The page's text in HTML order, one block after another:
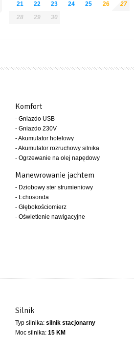
21
22 23 24 25 26
27
28
29 30
Komfort
- Gniazdo USB
- Gniazdo 230V
- Akumulator hotelowy
- Akumulator rozruchowy silnika
- Ogrzewanie na olej napędowy
Manewrowanie jachtem
- Dziobowy ster strumieniowy
- Echosonda
- Głębokościomierz
- Oświetlenie nawigacyjne
Silnik
Typ silnika: silnik stacjonarny
Moc silnika: 15 KM